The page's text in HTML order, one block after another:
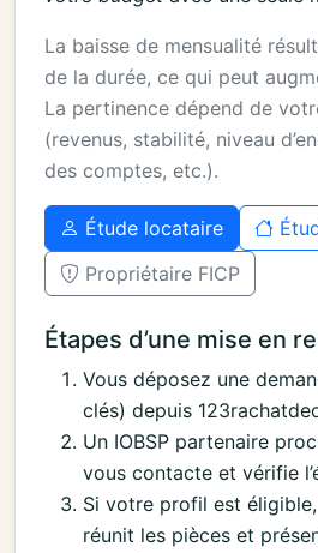
La baisse de mensualité
de la durée, ce qui peut
La pertinence dépend de
(revenus, stabilité, niveau
des comptes, etc.).
Étude locataire
Propriétaire FICP
Étapes d’une mise en
Vous déposez une
clés) depuis
Un IOBSP partenaire
vous contacte et vérifie
Si votre profil est
réunit les pièces et